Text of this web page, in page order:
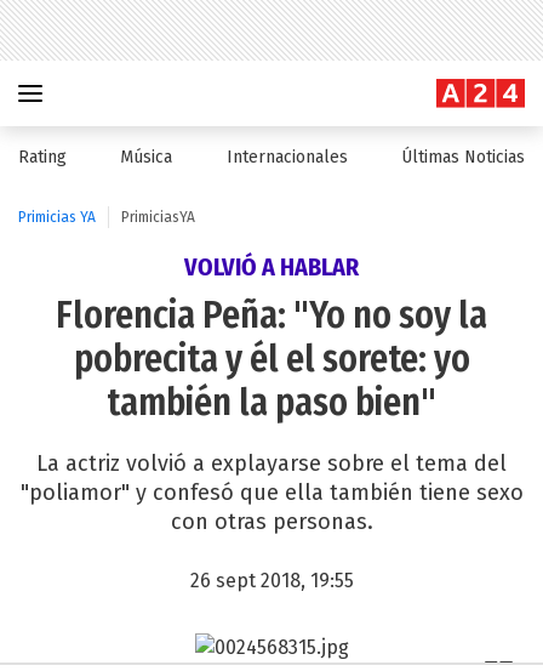
Rating Música Internacionales Últimas Noticias
Primicias YA PrimiciasYA
VOLVIÓ A HABLAR
Florencia Peña: "Yo no soy la
pobrecita y él el sorete: yo
también la paso bien"
La actriz volvió a explayarse sobre el tema del
"poliamor" y confesó que ella también tiene sexo
con otras personas.
26 sept 2018, 19:55